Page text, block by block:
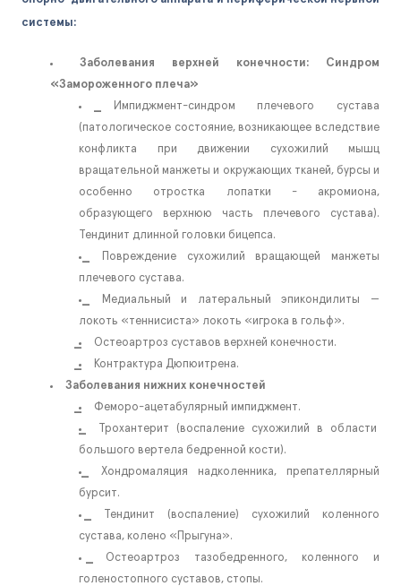
системы:
Заболевания верхней конечности: Синдром
«Замороженного плеча»
Импиджмент-синдром плечевого сустава
(патологическое состояние, возникающее вследствие
конфликта при движении сухожилий мышц
вращательной манжеты и окружающих тканей, бурсы и
особенно отростка лопатки - акромиона,
образующего верхнюю часть плечевого сустава).
Тендинит длинной головки бицепса.
Повреждение сухожилий вращающей манжеты
плечевого сустава.
Медиальный и латеральный эпикондилиты —
локоть «теннисиста» локоть «игрока в гольф».
Остеоартроз суставов верхней конечности.
Контрактура Дюпюитрена.
Заболевания нижних конечностей
Феморо-ацетабулярный импиджмент.
Трохантерит (воспаление сухожилий в области
большого вертела бедренной кости).
Хондромаляция надколенника, препателлярный
бурсит.
Тендинит (воспаление) сухожилий коленного
сустава, колено «Прыгуна».
Остеоартроз тазобедренного, коленного и
голеностопного суставов, стопы.